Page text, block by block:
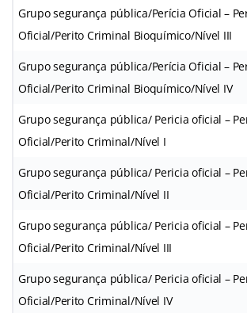
Grupo segurança pública/Perícia Oficial –
Oficial/Perito Criminal Bioquímico/Nível III
Grupo segurança pública/Perícia Oficial –
Oficial/Perito Criminal Bioquímico/Nível IV
Grupo segurança pública/ Pericia oficial –
Oficial/Perito Criminal/Nível I
Grupo segurança pública/ Pericia oficial –
Oficial/Perito Criminal/Nível II
Grupo segurança pública/ Pericia oficial –
Oficial/Perito Criminal/Nível III
Grupo segurança pública/ Pericia oficial –
Oficial/Perito Criminal/Nível IV